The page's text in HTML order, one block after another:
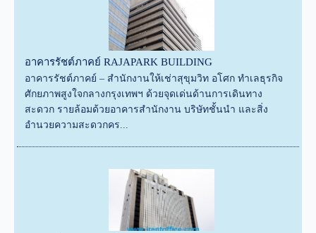
อาคารรัชต์ภาคย์ RAJAPARK BUILDING
อาคารรัชต์ภาคย์ – สำนักงานให้เช่าสุขุมวิท อโศก ทำเลธุรกิจ
ศักยภาพสูงใจกลางกรุงเทพฯ ด้วยจุดเด่นด้านการเดินทาง
สะดวก รายล้อมด้วยอาคารสำนักงาน บริษัทชั้นนำ และสิ่ง
อำนวยความสะดวกคร...